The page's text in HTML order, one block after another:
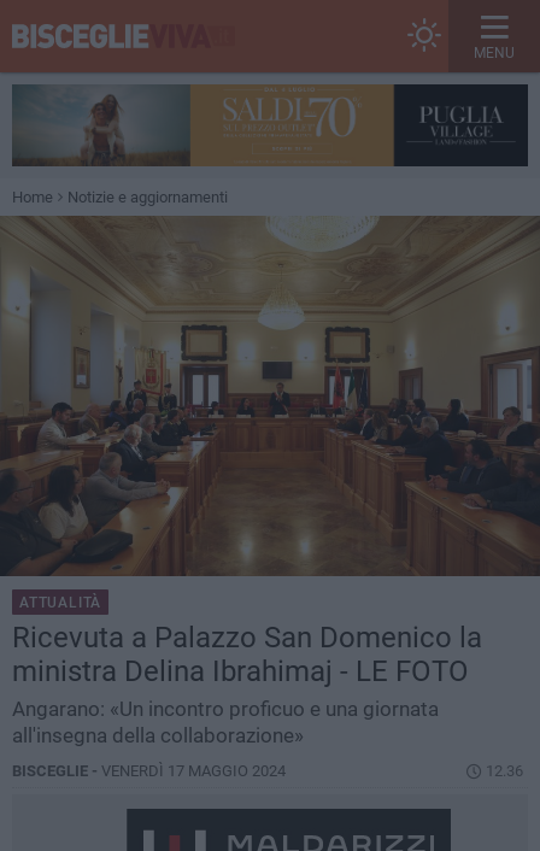
MENU
Home Notizie e aggiornamenti
ATTUALITÀ
Ricevuta a Palazzo San Domenico la
ministra Delina Ibrahimaj - LE FOTO
Angarano: «Un incontro proficuo e una giornata
all'insegna della collaborazione»
BISCEGLIE - VENERDÌ 17 MAGGIO 2024 12.36